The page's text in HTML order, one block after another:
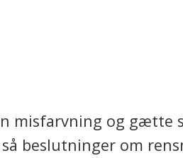
misfarvning og gætte
beslutninger om